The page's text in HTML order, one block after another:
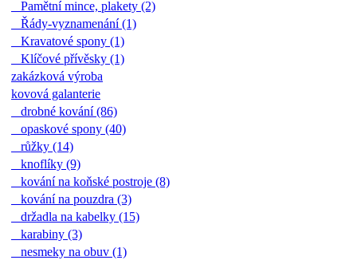
Pamětní mince, plakety (2)
Řády-vyznamenání (1)
Kravatové spony (1)
Klíčové přívěsky (1)
zakázková výroba
kovová galanterie
drobné kování (86)
opaskové spony (40)
růžky (14)
knoflíky (9)
kování na koňské postroje (8)
kování na pouzdra (3)
držadla na kabelky (15)
karabiny (3)
nesmeky na obuv (1)